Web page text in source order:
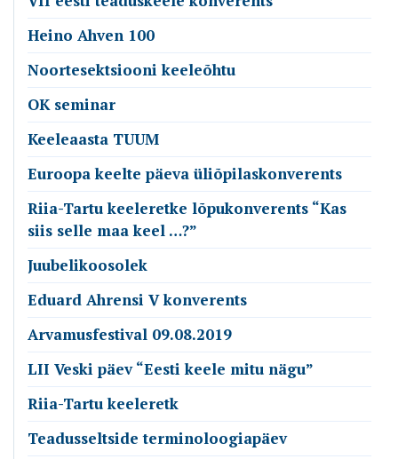
Heino Ahven 100
Noortesektsiooni keeleõhtu
OK seminar
Keeleaasta TUUM
Euroopa keelte päeva üliõpilaskonverents
Riia-Tartu keeleretke lõpukonverents “Kas
siis selle maa keel …?”
Juubelikoosolek
Eduard Ahrensi V konverents
Arvamusfestival 09.08.2019
LII Veski päev “Eesti keele mitu nägu”
Riia-Tartu keeleretk
Teadusseltside terminoloogiapäev